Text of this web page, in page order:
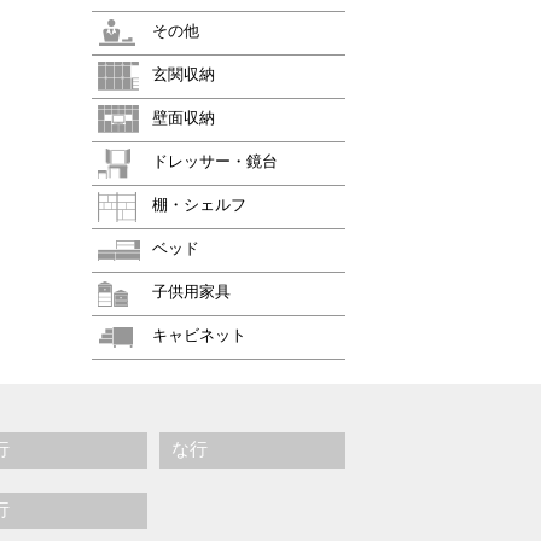
その他
玄関収納
壁面収納
ドレッサー・鏡台
棚・シェルフ
ベッド
子供用家具
キャビネット
な行